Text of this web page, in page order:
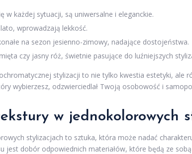
w każdej sytuacji, są uniwersalne i eleganckie.
wprowadzają lekkość.
na sezon jesienno-zimowy, nadające dostojeństwa.
czy jasny róż, świetnie pasujące do luźniejszych
stylizacji to nie tylko kwestia estetyki, ale
wybierzesz, odzwierciedlał Twoją osobowość i
w jednokolorowych
stylizacjach to sztuka, która może nadać
jest dobór odpowiednich materiałów, które będą ze